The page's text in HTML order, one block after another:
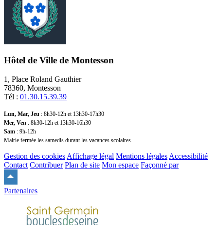
Hôtel de Ville de Montesson
1, Place Roland Gauthier
78360, Montesson
Tél : 01.30.15.39.39
Lun, Mar, Jeu : 8h30-12h et 13h30-17h30
Mer, Ven : 8h30-12h et 13h30-16h30
Sam : 9h-12h
Mairie fermée les samedis durant les vacances scolaires.
Gestion des cookies Affichage légal Mentions légales Accessibilité
Contact Contribuer Plan de site Mon espace Façonné par
haut
site
Partenaires